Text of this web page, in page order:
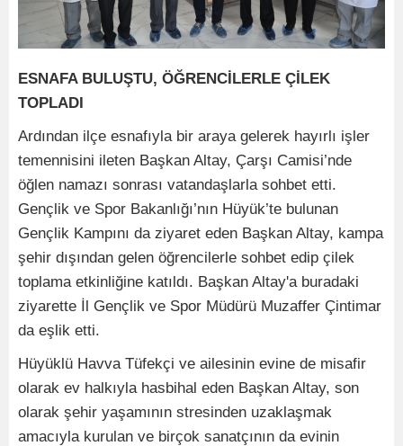
ESNAFA BULUŞTU, ÖĞRENCİLERLE ÇİLEK
TOPLADI
Ardından ilçe esnafıyla bir araya gelerek hayırlı işler
temennisini ileten Başkan Altay, Çarşı Camisi’nde
öğlen namazı sonrası vatandaşlarla sohbet etti.
Gençlik ve Spor Bakanlığı’nın Hüyük’te bulunan
Gençlik Kampını da ziyaret eden Başkan Altay, kampa
şehir dışından gelen öğrencilerle sohbet edip çilek
toplama etkinliğine katıldı. Başkan Altay'a buradaki
ziyarette İl Gençlik ve Spor Müdürü Muzaffer Çintimar
da eşlik etti.
Hüyüklü Havva Tüfekçi ve ailesinin evine de misafir
olarak ev halkıyla hasbihal eden Başkan Altay, son
olarak şehir yaşamının stresinden uzaklaşmak
amacıyla kurulan ve birçok sanatçının da evinin